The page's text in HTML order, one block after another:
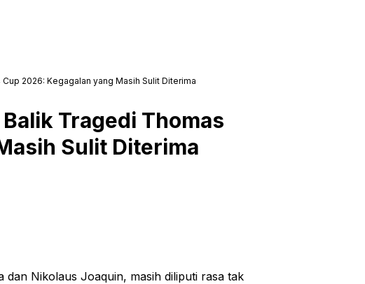
2026: Kegagalan yang Masih Sulit Diterima
Tragedi Thomas
Sulit Diterima
Nikolaus Joaquin, masih diliputi rasa tak